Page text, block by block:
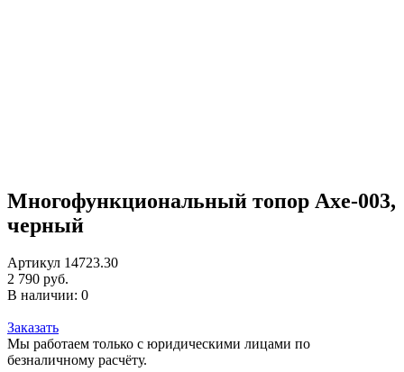
Многофункциональный топор Axe-003,
черный
Артикул 14723.30
2 790 руб.
В наличии: 0
Заказать
Мы работаем только с юридическими лицами по
безналичному расчёту.